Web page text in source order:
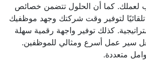
لعملك. كما أن الحلول تتضمن خصائص
تلقائيًا لتوفير وقت شركتك وجهد موظفيك
كذلك توفير واجهة رقمية سهلة
سير عمل أسرع ومثالي للموظفين.
متعددة.